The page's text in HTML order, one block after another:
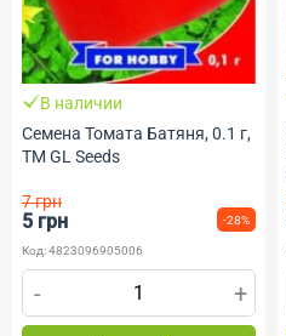
В наличии
Семена Томата Батяня, 0.1 г,
ТМ GL Seeds
7 грн
5 грн -28%
Код: 4823096905006
- +